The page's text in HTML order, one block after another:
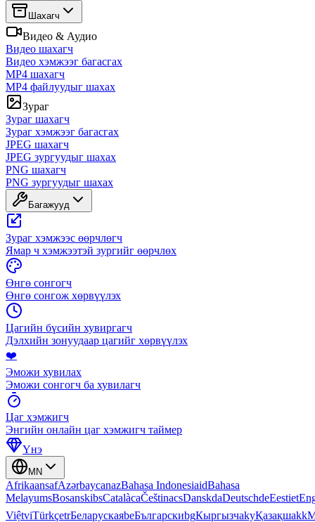
Шахагч
Видео & Аудио
Видео шахагч
Видео хэмжээг багасгах
MP4 шахагч
MP4 файлуудыг шахах
Зураг
Зураг шахагч
Зураг хэмжээг багасгах
JPEG шахагч
JPEG зургуудыг шахах
PNG шахагч
PNG зургуудыг шахах
Багажууд
Зураг хэмжээс өөрчлөгч
Ямар ч хэмжээтэй зургийг өөрчлөх
Өнгө сонгогч
Өнгө сонгож хөрвүүлэх
Цагийн бүсийн хувиргагч
Дэлхийн зонуудаар цагийг хөрвүүлэх
❤️
Эможи хувилах
Эможи сонгогч ба хувилагч
Цаг хэмжигч
Энгийн онлайн цаг хэмжигч таймер
Үнэ
MN
AfrikaansafAzərbaycanazBahasa IndonesiaidBahasa
MelayumsBosanskibsCatalàcaČeštinacsDanskdaDeutschdeEestiet
ViệtviTürkçetrБеларускаяbeБългарскиbgКыргызчаkyҚазақшаkk